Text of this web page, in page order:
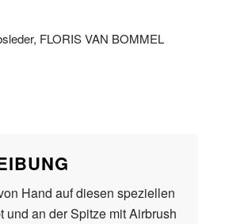
FLORIS VAN BOMMEL
Hand auf diesen speziellen
und an der Spitze mit Airbrush